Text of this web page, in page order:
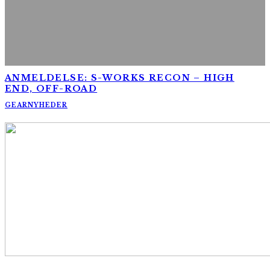
ANMELDELSE: S-WORKS RECON – HIGH
END, OFF-ROAD
GEARNYHEDER